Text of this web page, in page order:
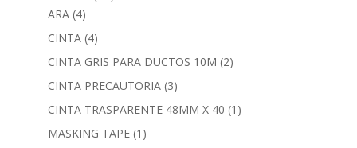
ARA (4)
CINTA (4)
CINTA GRIS PARA DUCTOS 10M (2)
CINTA PRECAUTORIA (3)
CINTA TRASPARENTE 48MM X 40 (1)
MASKING TAPE (1)